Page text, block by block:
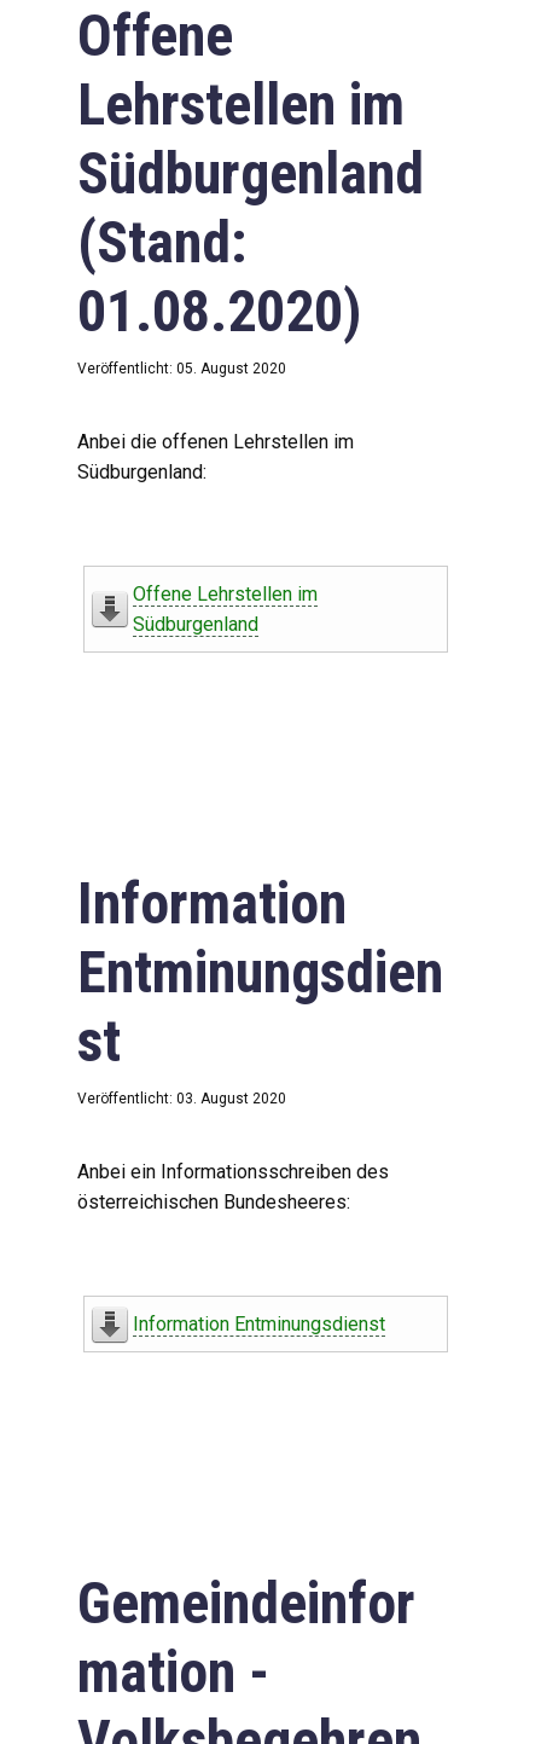
Offene
Lehrstellen im
Südburgenland
(Stand:
01.08.2020)
Veröffentlicht: 05. August 2020
Anbei die offenen Lehrstellen im
Südburgenland:
Offene Lehrstellen im
Südburgenland
Information
Entminungsdien
st
Veröffentlicht: 03. August 2020
Anbei ein Informationsschreiben des
österreichischen Bundesheeres:
Information Entminungsdienst
Gemeindeinfor
mation -